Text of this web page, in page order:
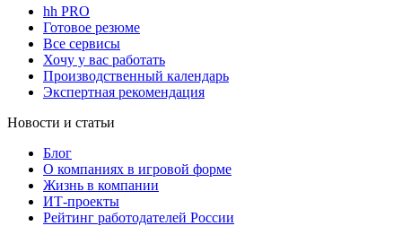
hh PRO
Готовое резюме
Все сервисы
Хочу у вас работать
Производственный календарь
Экспертная рекомендация
Новости и статьи
Блог
О компаниях в игровой форме
Жизнь в компании
ИТ-проекты
Рейтинг работодателей России